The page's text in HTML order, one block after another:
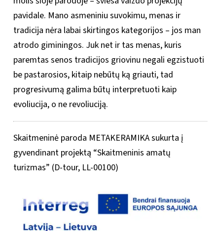
pavidale. Mano asmeniniu suvokimu, menas ir
tradicija nėra labai skirtingos kategorijos – jos man
atrodo giminingos. Juk net ir tas menas, kuris
paremtas senos tradicijos griovinu negali egzistuoti
be pastarosios, kitaip nebūtų ką griauti, tad
progresivumą galima būtų interpretuoti kaip
evoliucija, o ne revoliuciją.
Skaitmeninė paroda METAKERAMIKA sukurta į
gyvendinant projektą “Skaitmeninis amatų
turizmas” (D-tour, LL-00100)